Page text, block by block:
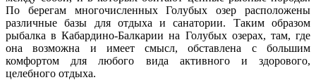
По берегам многочисленных Голубых озер расположены
различные базы для отдыха и санатории. Таким образом
рыбалка в Кабардино-Балкарии на Голубых озерах, там, где
она возможна и имеет смысл, обставлена с большим
комфортом для любого вида активного и здорового,
целебного отдыха.